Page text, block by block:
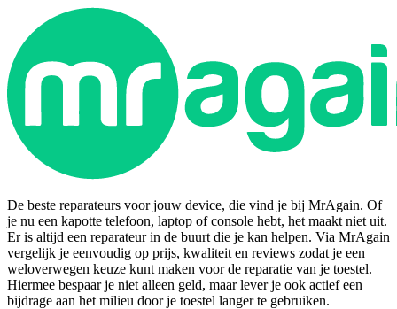
De beste reparateurs voor jouw device, die vind je bij MrAgain. Of
je nu een kapotte telefoon, laptop of console hebt, het maakt niet uit.
Er is altijd een reparateur in de buurt die je kan helpen. Via MrAgain
vergelijk je eenvoudig op prijs, kwaliteit en reviews zodat je een
weloverwegen keuze kunt maken voor de reparatie van je toestel.
Hiermee bespaar je niet alleen geld, maar lever je ook actief een
bijdrage aan het milieu door je toestel langer te gebruiken.